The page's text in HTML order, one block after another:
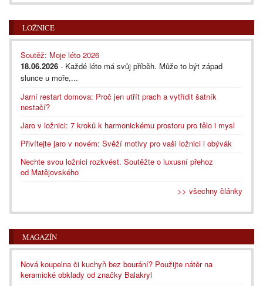
LOŽNICE
Soutěž: Moje léto 2026
18.06.2026 - Každé léto má svůj příběh. Může to být západ
slunce u moře,...
Jarní restart domova: Proč jen utřít prach a vytřídit šatník
nestačí?
Jaro v ložnici: 7 kroků k harmonickému prostoru pro tělo i mysl
Přivítejte jaro v novém: Svěží motivy pro vaši ložnici i obývák
Nechte svou ložnici rozkvést. Soutěžte o luxusní přehoz
od Matějovského
>> všechny články
MAGAZÍN
Nová koupelna či kuchyň bez bourání? Použijte nátěr na
keramické obklady od značky Balakryl